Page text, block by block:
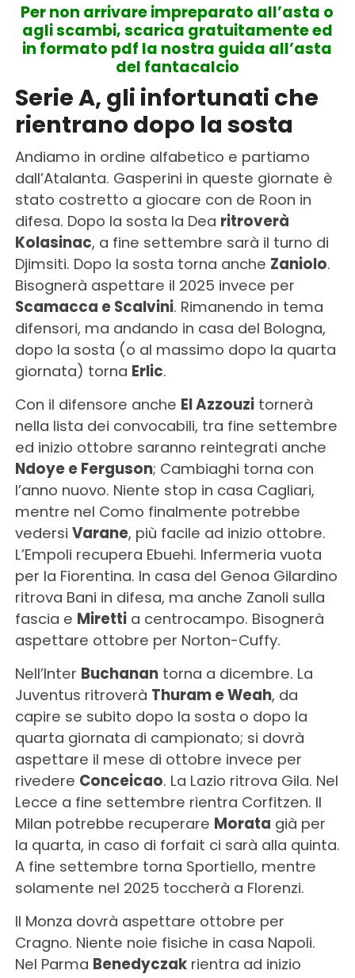
Per non arrivare impreparato all’asta o
agli scambi, scarica gratuitamente ed
in formato pdf la nostra guida all’asta
del fantacalcio
Serie A, gli infortunati che
rientrano dopo la sosta
Andiamo in ordine alfabetico e partiamo
dall’Atalanta. Gasperini in queste giornate è
stato costretto a giocare con de Roon in
difesa. Dopo la sosta la Dea ritroverà
Kolasinac, a fine settembre sarà il turno di
Djimsiti. Dopo la sosta torna anche Zaniolo.
Bisognerà aspettare il 2025 invece per
Scamacca e Scalvini. Rimanendo in tema
difensori, ma andando in casa del Bologna,
dopo la sosta (o al massimo dopo la quarta
giornata) torna Erlic.
Con il difensore anche El Azzouzitornerà
nella lista dei convocabili, tra fine settembre
ed inizio ottobre saranno reintegrati anche
Ndoye e Ferguson; Cambiaghi torna con
l’anno nuovo. Niente stop in casa Cagliari,
mentre nel Como finalmente potrebbe
vedersi Varane, più facile ad inizio ottobre.
L’Empoli recupera Ebuehi. Infermeria vuota
per la Fiorentina. In casa del Genoa Gilardino
ritrova Bani in difesa, ma anche Zanoli sulla
fascia e Mirettia centrocampo. Bisognerà
aspettare ottobre per Norton-Cuffy.
Nell’Inter Buchanantorna a dicembre. La
Juventus ritroverà Thuram e Weah, da
capire se subito dopo la sosta o dopo la
quarta giornata di campionato; si dovrà
aspettare il mese di ottobre invece per
rivedere Conceicao. La Lazio ritrova Gila. Nel
Lecce a fine settembre rientra Corfitzen. Il
Milan potrebbe recuperare Morata già per
la quarta, in caso di forfait ci sarà alla quinta.
A fine settembre torna Sportiello, mentre
solamente nel 2025 toccherà a Florenzi.
Il Monza dovrà aspettare ottobre per
Cragno. Niente noie fisiche in casa Napoli.
Nel Parma Benedyczakrientra ad inizio